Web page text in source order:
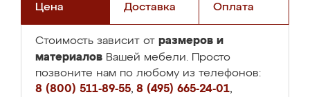
Цена Доставка Оплата
Стоимость зависит от размеров и
материалов Вашей мебели. Просто
позвоните нам по любому из телефонов:
8 (800) 511-89-55, 8 (495) 665-24-01,